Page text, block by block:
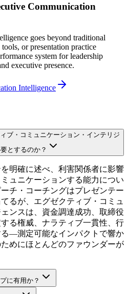
Communication
goes beyond traditional
or presentation practice
system for leadership
executive presence.
Intelligence
ブ・コミュニケーション・インテリジ
とするのか？
明確に述べ、利害関係者に影響
ュニケーションする能力につい
チ・コーチングはプレゼンテー
るが、エグゼクティブ・コミュ
ンスは、資金調達成功、取締役
る権威、ナラティブ一貫性、行
—測定可能なインパクトで響か
めにほとんどのファウンダーが
に有用か？